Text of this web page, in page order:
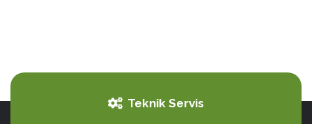
Teknik Servis